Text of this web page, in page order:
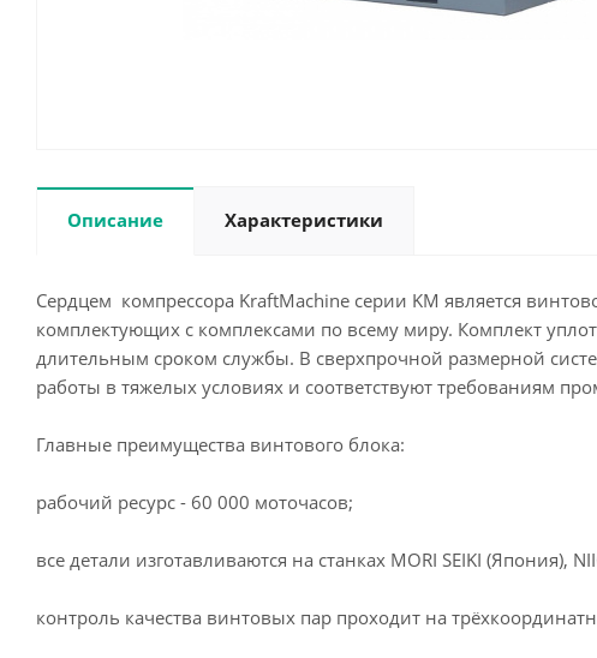
Описание Характеристики
Сердцем компрессора KraftMachine серии KM является
комплектующих с комплексами по всему миру. Комплект
длительным сроком службы. В сверхпрочной размерной
работы в тяжелых условиях и соответствуют требованиям
Главные преимущества винтового блока:
рабочий ресурс - 60 000 моточасов;
все детали изготавливаются на станках MORI SEIKI (Япония),
контроль качества винтовых пар проходит на